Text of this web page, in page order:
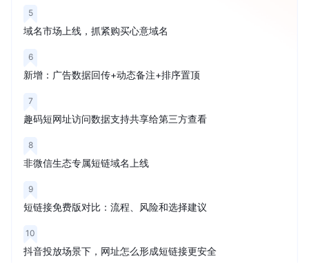
5
域名市场上线，抓紧购买心意域名
6
新增：广告数据回传+动态备注+排序置顶
7
趣码短网址访问数据支持共享给第三方查看
8
非微信生态专属短链域名上线
9
短链接免费版对比：流程、风险和选择建议
10
抖音投放场景下，网址怎么形成短链接更安全